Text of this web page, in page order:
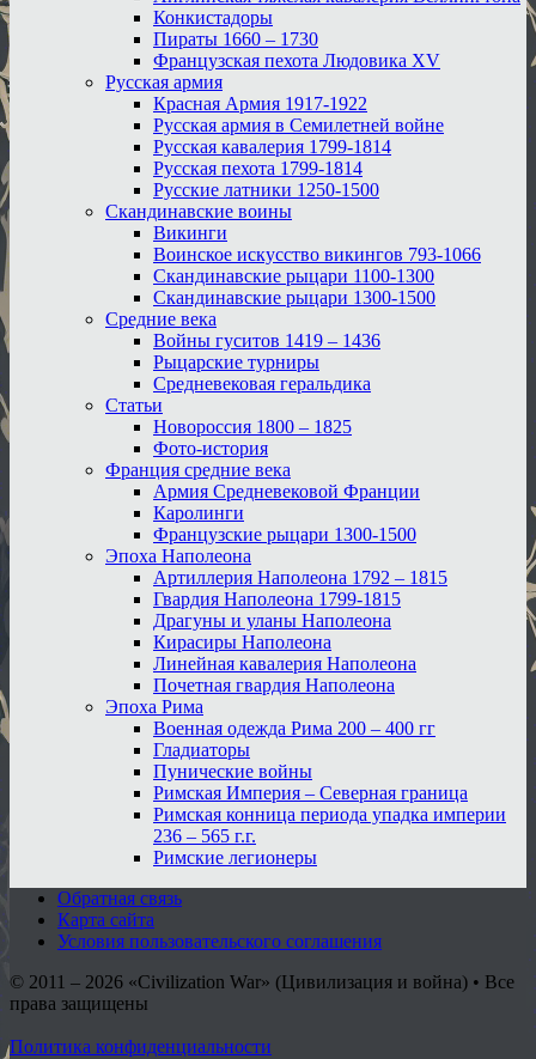
Конкистадоры
Пираты 1660 – 1730
Французская пехота Людовика XV
Русская армия
Красная Армия 1917-1922
Русская армия в Семилетней войне
Русская кавалерия 1799-1814
Русская пехота 1799-1814
Русские латники 1250-1500
Скандинавские воины
Викинги
Воинское искусство викингов 793-1066
Скандинавские рыцари 1100-1300
Скандинавские рыцари 1300-1500
Средние века
Войны гуситов 1419 – 1436
Рыцарские турниры
Средневековая геральдика
Статьи
Новороссия 1800 – 1825
Фото-история
Франция средние века
Армия Средневековой Франции
Каролинги
Французские рыцари 1300-1500
Эпоха Наполеона
Артиллерия Наполеона 1792 – 1815
Гвардия Наполеона 1799-1815
Драгуны и уланы Наполеона
Кирасиры Наполеона
Линейная кавалерия Наполеона
Почетная гвардия Наполеона
Эпоха Рима
Военная одежда Рима 200 – 400 гг
Гладиаторы
Пунические войны
Римская Империя – Северная граница
Римская конница периода упадка империи
236 – 565 г.г.
Римские легионеры
Обратная связь
Карта сайта
Условия пользовательского соглашения
© 2011 – 2026 «Civilization War» (Цивилизация и война) • Все
права защищены
Политика конфиденциальности